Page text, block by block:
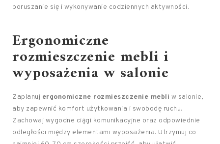
poruszanie się i wykonywanie codziennych aktywności.
Ergonomiczne
rozmieszczenie mebli i
wyposażenia w salonie
Zaplanuj ergonomiczne rozmieszczenie mebli w salonie,
aby zapewnić komfort użytkowania i swobodę ruchu.
Zachowaj wygodne ciągi komunikacyjne oraz odpowiednie
odległości między elementami wyposażenia. Utrzymuj co